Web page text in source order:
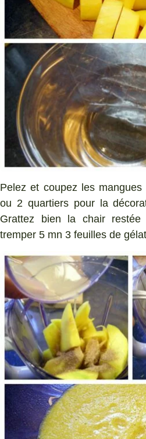
Pelez et coupez les
ou 2 quartiers pour la
Grattez bien la chair
tremper 5 mn 3 feuilles de